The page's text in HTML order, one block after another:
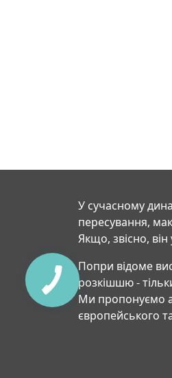
У сучасному
пересування,
Якщо, звісно,
Попри відоме
розкішшю -
Ми пропонуємо
європейського